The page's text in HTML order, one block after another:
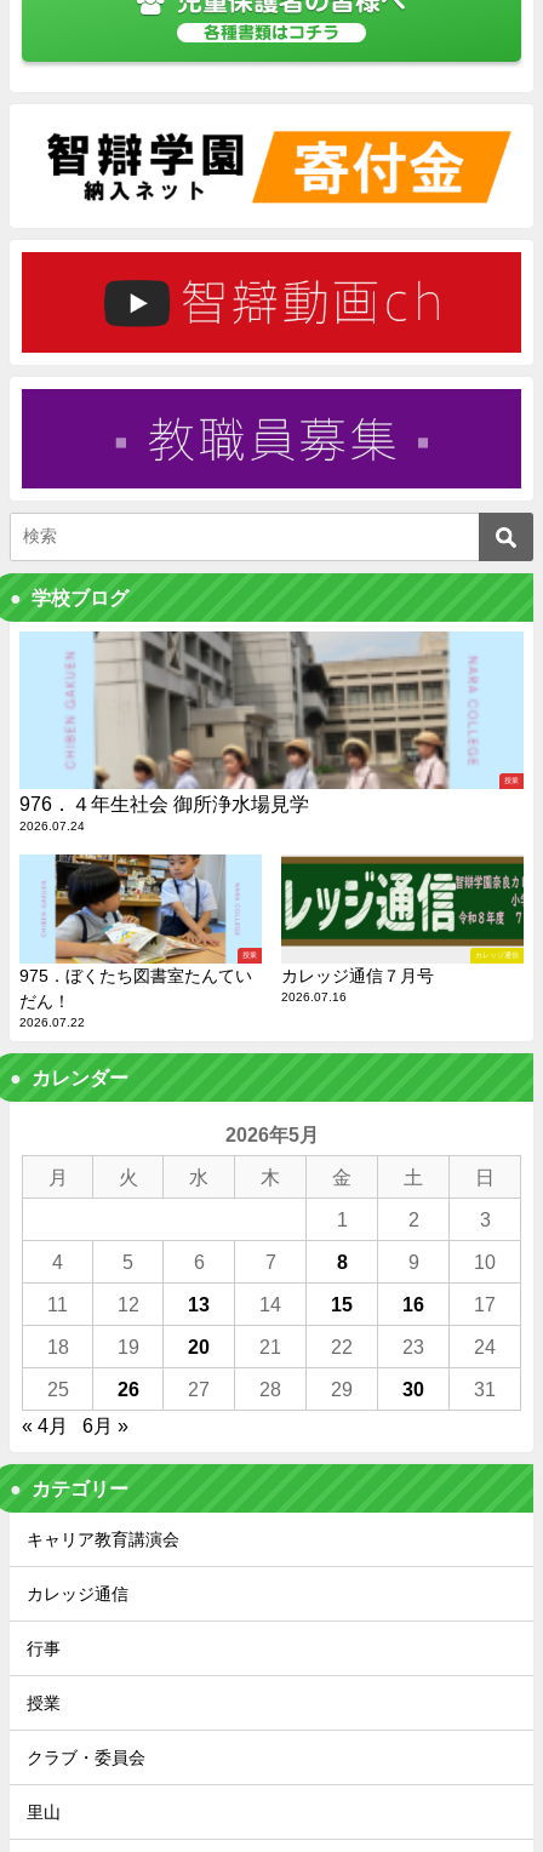
各種書類はコチラ
学校ブログ
授業
976．４年生社会 御所浄水場見学
2026.07.24
授業
975．ぼくたち図書室たんてい
だん！
2026.07.22
カレッジ通信
カレッジ通信７月号
2026.07.16
カレンダー
2026年5月
月 火 水 木 金 土 日
1 2 3
4 5 6 7 8 9 10
11 12 13 14 15 16 17
18 19 20 21 22 23 24
25 26 27 28 29 30
31
« 4月
6月 »
カテゴリー
キャリア教育講演会
カレッジ通信
行事
授業
クラブ・委員会
里山